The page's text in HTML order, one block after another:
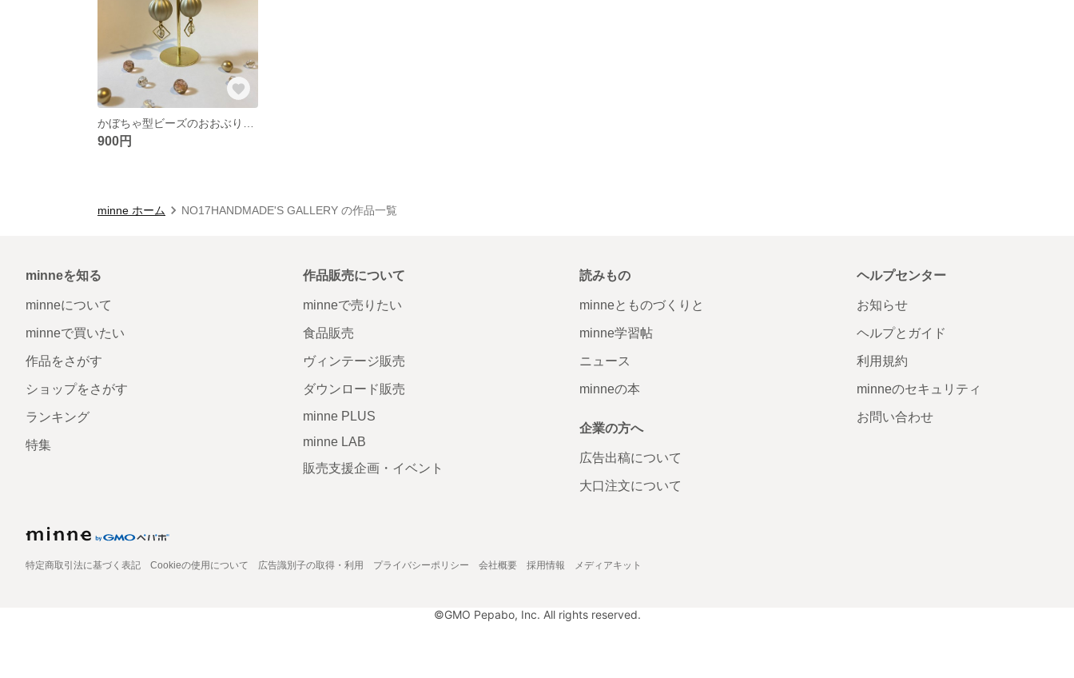
900円
minne ホーム NO17HANDMADE'S GALLERY の作品一覧
minneを知る
minneについて
minneで買いたい
作品をさがす
ショップをさがす
ランキング
特集
作品販売について
minneで売りたい
食品販売
ヴィンテージ販売
ダウンロード販売
minne PLUS
minne LAB
販売支援企画・イベント
読みもの
minneとものづくりと
minne学習帖
ニュース
minneの本
企業の方へ
広告出稿について
大口注文について
ヘルプセンター
お知らせ
ヘルプとガイド
利用規約
minneのセキュリティ
お問い合わせ
特定商取引法に基づく表記 Cookieの使用について 広告識別子の取得・利用 プライバシーポリシー 会社概要 採用情報 メディアキット
©GMO Pepabo, Inc. All rights reserved.